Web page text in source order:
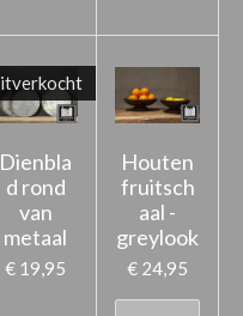
Dienbla
d rond
van
metaal
€ 19,95
Houten
fruitsch
aal -
greylook
€ 24,95